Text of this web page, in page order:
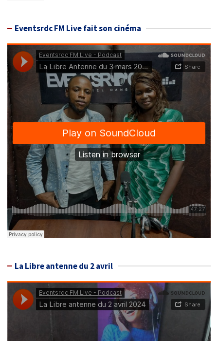
Eventsrdc FM Live fait son cinéma
La Libre antenne du 2 avril